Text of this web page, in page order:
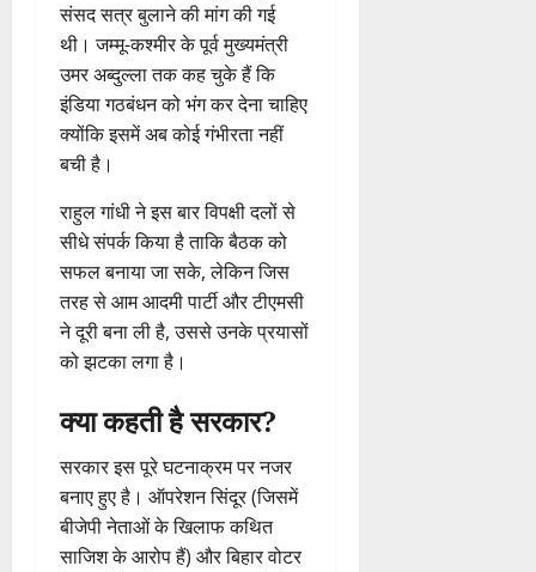
संसद सत्र बुलाने की मांग की गई
थी। जम्मू-कश्मीर के पूर्व मुख्यमंत्री
उमर अब्दुल्ला तक कह चुके हैं कि
इंडिया गठबंधन को भंग कर देना चाहिए
क्योंकि इसमें अब कोई गंभीरता नहीं
बची है।
राहुल गांधी ने इस बार विपक्षी दलों से
सीधे संपर्क किया है ताकि बैठक को
सफल बनाया जा सके, लेकिन जिस
तरह से आम आदमी पार्टी और टीएमसी
ने दूरी बना ली है, उससे उनके प्रयासों
को झटका लगा है।
क्या कहती है सरकार?
सरकार इस पूरे घटनाक्रम पर नजर
बनाए हुए है। ऑपरेशन सिंदूर (जिसमें
बीजेपी नेताओं के खिलाफ कथित
साजिश के आरोप हैं) और बिहार वोटर